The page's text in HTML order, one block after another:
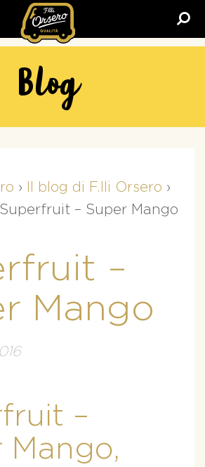
Blog
› Il blog di F.lli Orsero ›
Superfruit – Super Mango
–
Mango
–
Mango,